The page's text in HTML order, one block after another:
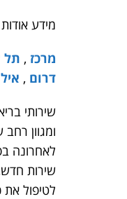
מידע
מרכז , תל
דרום ,
שירותי
ומגוון
שירות
לטיפול את